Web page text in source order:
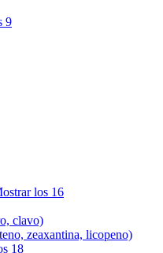
9
los 16
clavo)
zeaxantina, licopeno)
18